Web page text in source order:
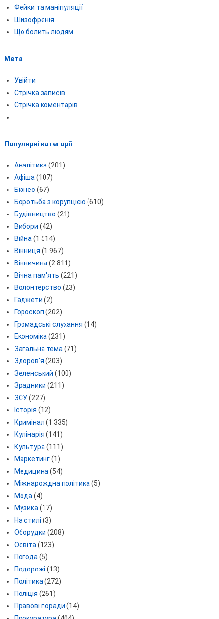
Фейки та маніпуляції
Шизофренія
Що болить людям
Мета
Увійти
Стрічка записів
Стрічка коментарів
Популярні категорії
Аналітика(201)
Афіша(107)
Бізнес (67)
Боротьба з корупцією (610)
Будівництво (21)
Вибори (42)
Війна(1 514)
Вінниця (1 967)
Вінничина(2 811)
Вічна пам'ять (221)
Волонтерство (23)
Гаджети (2)
Гороскоп (202)
Громадські слухання (14)
Економіка(231)
Загальна тема(71)
Здоров'я (203)
Зеленський (100)
Зрадники (211)
ЗСУ(227)
Історія (12)
Кримінал (1 335)
Кулінарія (141)
Культура(111)
Маркетинг(1)
Медицина(54)
Міжнарождна політика(5)
Мода(4)
Музика(17)
На стилі (3)
Оборудки (208)
Освіта(123)
Погода(5)
Подорожі (13)
Політика(272)
Поліція (261)
Правові поради (14)